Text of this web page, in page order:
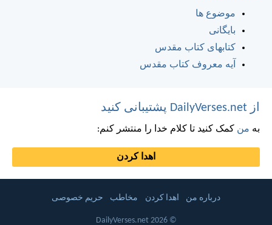
موضوع ها
بایگانی
کتابهای کتاب مقدس
آیه معروف کتاب مقدس
از DailyVerses.net پشتیبانی کنید
به من کمک کنید تا کلام خدا را منتشر کنم:
اهدا کردن
درباره من اهدا کردن مخاطب حریم خصوصی
© 2026 DailyVerses.net